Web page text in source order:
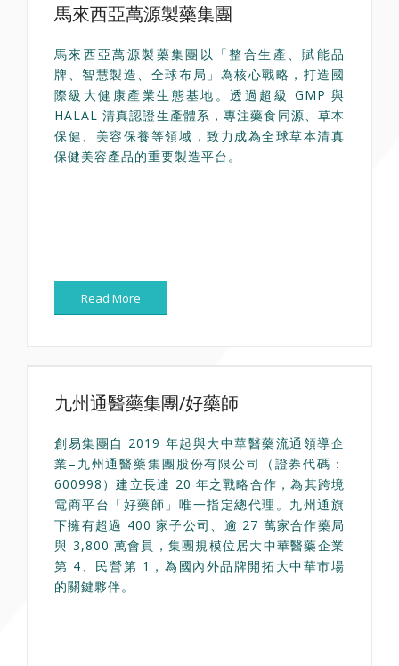
馬來西亞萬源製藥集團
馬來西亞萬源製藥集團以「整合生產、賦能品
牌、智慧製造、全球布局」為核心戰略，打造國
際級大健康產業生態基地。透過超級 GMP 與
HALAL 清真認證生產體系，專注藥食同源、草本
保健、美容保養等領域，致力成為全球草本清真
保健美容產品的重要製造平台。
Read More
九州通醫藥集團/好藥師
創易集團自 2019 年起與大中華醫藥流通領導企
業–九州通醫藥集團股份有限公司（證券代碼：
600998）建立長達 20 年之戰略合作，為其跨境
電商平台「好藥師」唯一指定總代理。九州通旗
下擁有超過 400 家子公司、逾 27 萬家合作藥局
與 3,800 萬會員，集團規模位居大中華醫藥企業
第 4、民營第 1，為國內外品牌開拓大中華市場
的關鍵夥伴。